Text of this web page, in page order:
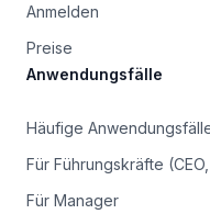
Anmelden
Preise
Anwendungsfälle
Häufige
Für Führungskräfte
Für Manager